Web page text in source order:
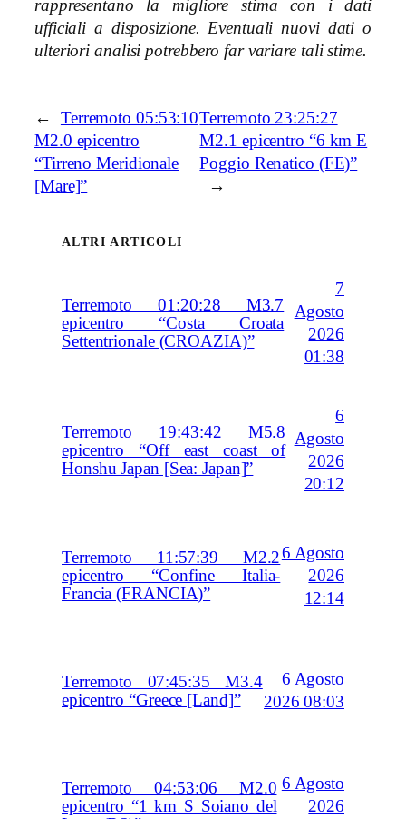
rappresentano la migliore stima con i dati
ufficiali a disposizione. Eventuali nuovi dati o
ulteriori analisi potrebbero far variare tali stime.
←
Terremoto 05:53:10
M2.0 epicentro
“Tirreno Meridionale
[Mare]”
Terremoto 23:25:27
M2.1 epicentro “6 km E
Poggio Renatico (FE)”
→
ALTRI ARTICOLI
Terremoto 01:20:28 M3.7
epicentro “Costa Croata
Settentrionale (CROAZIA)”
7
Agosto
2026
01:38
Terremoto 19:43:42 M5.8
epicentro “Off east coast of
Honshu Japan [Sea: Japan]”
6
Agosto
2026
20:12
Terremoto 11:57:39 M2.2
epicentro “Confine Italia-
Francia (FRANCIA)”
6 Agosto
2026
12:14
Terremoto 07:45:35 M3.4
epicentro “Greece [Land]”
6 Agosto
2026 08:03
Terremoto 04:53:06 M2.0
epicentro “1 km S Soiano del
6 Agosto
2026